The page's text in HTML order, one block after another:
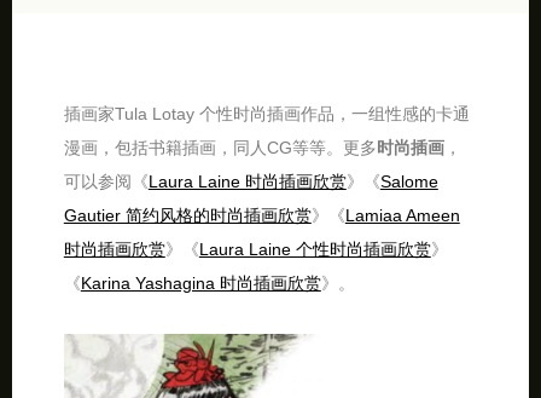
插画家Tula Lotay 个性时尚插画作品，一组性感的卡通
漫画，包括书籍插画，同人CG等等。更多时尚插画，
可以参阅《Laura Laine 时尚插画欣赏》《Salome
Gautier 简约风格的时尚插画欣赏》《Lamiaa Ameen
时尚插画欣赏》《Laura Laine 个性时尚插画欣赏》
《Karina Yashagina 时尚插画欣赏》。